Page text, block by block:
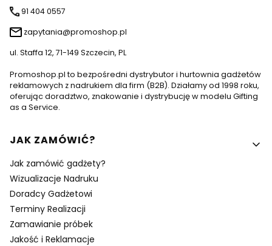
91 404 0557
zapytania@promoshop.pl
ul. Staffa 12, 71-149 Szczecin, PL
Promoshop.pl to bezpośredni dystrybutor i hurtownia gadżetów
reklamowych z nadrukiem dla firm (B2B). Działamy od 1998 roku,
oferując doradztwo, znakowanie i dystrybucję w modelu Gifting
as a Service.
Linki w stopce
JAK ZAMÓWIĆ?
Jak zamówić gadżety?
Wizualizacje Nadruku
Doradcy Gadżetowi
Terminy Realizacji
Zamawianie próbek
Jakość i Reklamacje